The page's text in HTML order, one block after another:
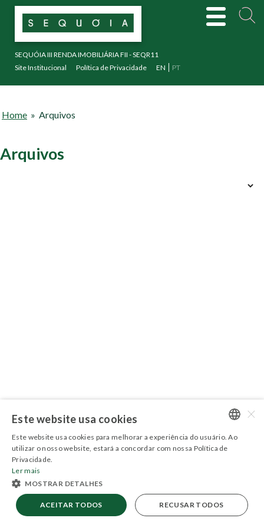
SEQUÓIA III RENDA IMOBILIÁRIA FII - SEQR11
Site Institucional
Política de Privacidade EN PT
Home » Arquivos
Arquivos
Última atualização:Relatório Gerencial
PORTUGUESE
×
Este website usa cookies
Este website usa cookies para melhorar a experiência do usuário. Ao
utilizar o nosso website, estará a concordar com nossa Política de
Privacidade.
Ler mais
MOSTRAR DETALHES
ACEITAR TODOS RECUSAR TODOS